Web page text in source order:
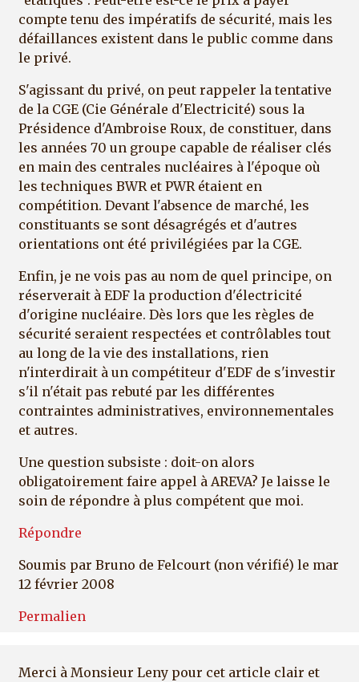
compte tenu des impératifs de sécurité, mais les
défaillances existent dans le public comme dans
le privé.
S'agissant du privé, on peut rappeler la tentative
de la CGE (Cie Générale d'Electricité) sous la
Présidence d'Ambroise Roux, de constituer, dans
les années 70 un groupe capable de réaliser clés
en main des centrales nucléaires à l'époque où
les techniques BWR et PWR étaient en
compétition. Devant l'absence de marché, les
constituants se sont désagrégés et d'autres
orientations ont été privilégiées par la CGE.
Enfin, je ne vois pas au nom de quel principe, on
réserverait à EDF la production d'électricité
d'origine nucléaire. Dès lors que les règles de
sécurité seraient respectées et contrôlables tout
au long de la vie des installations, rien
n'interdirait à un compétiteur d'EDF de s'investir
s'il n'était pas rebuté par les différentes
contraintes administratives, environnementales
et autres.
Une question subsiste : doit-on alors
obligatoirement faire appel à AREVA? Je laisse le
soin de répondre à plus compétent que moi.
Répondre
Soumis par Bruno de Felcourt (non vérifié) le mar
12 février 2008
Permalien
Merci à Monsieur Leny pour cet article clair et